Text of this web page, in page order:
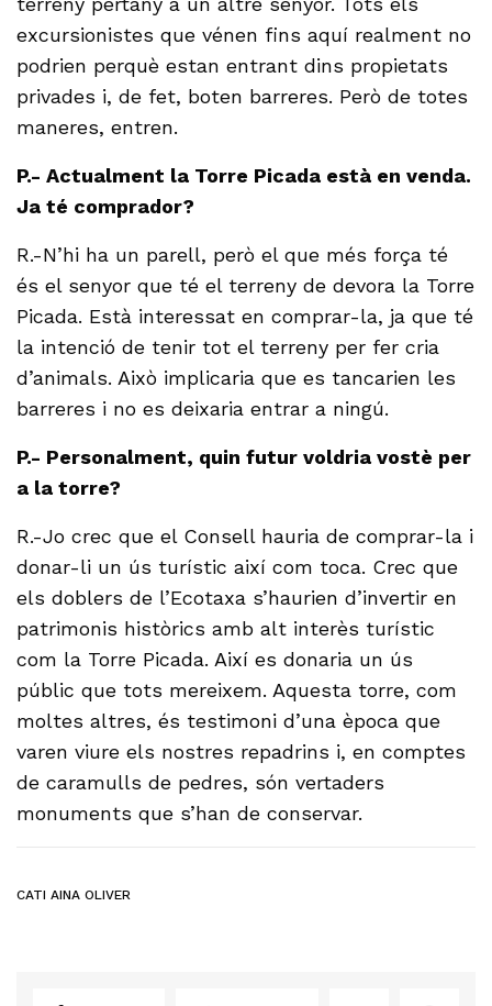
excursionistes que vénen fins aquí realment no
podrien perquè estan entrant dins propietats
privades i, de fet, boten barreres. Però de totes
maneres, entren.
P.- Actualment la Torre Picada està en venda.
Ja té comprador?
R.-N’hi ha un parell, però el que més força té
és el senyor que té el terreny de devora la Torre
Picada. Està interessat en comprar-la, ja que té
la intenció de tenir tot el terreny per fer cria
d’animals. Això implicaria que es tancarien les
barreres i no es deixaria entrar a ningú.
P.- Personalment, quin futur voldria vostè per
a la torre?
R.-Jo crec que el Consell hauria de comprar-la i
donar-li un ús turístic així com toca. Crec que
els doblers de l’Ecotaxa s’haurien d’invertir en
patrimonis històrics amb alt interès turístic
com la Torre Picada. Així es donaria un ús
públic que tots mereixem. Aquesta torre, com
moltes altres, és testimoni d’una època que
varen viure els nostres repadrins i, en comptes
de caramulls de pedres, són vertaders
monuments que s’han de conservar.
CATI AINA OLIVER